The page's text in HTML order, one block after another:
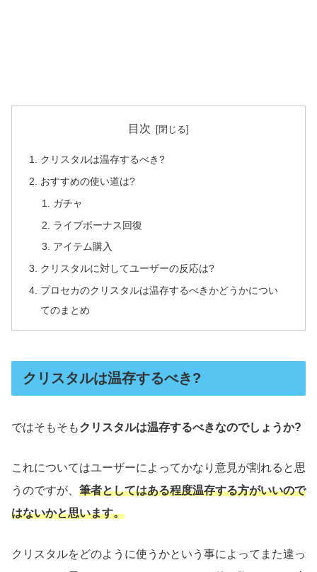
目次
クリスタルは温存するべき?
おすすめの使い道は?
ガチャ
ライブボーナス回復
アイテム購入
クリスタルに対してユーザーの反応は?
プロセカのクリスタルは温存するべきかどうかについ
てのまとめ
クリスタルは温存するべき?
ではそもそもクリスタルは温存するべきなのでしょうか?
これについてはユーザーによってかなり意見が割れると思
うのですが、 筆者としてはある程度温存する方がいいので
はないかと思います。
クリスタルをどのように使うかという事によってまた違っ